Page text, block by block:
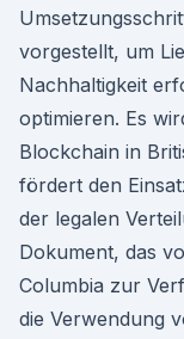
vorgestellt, um
Nachhaltigkeit
optimieren. Es
Blockchain in
fördert den
der legalen
Dokument, das
Columbia zur
die Verwendung